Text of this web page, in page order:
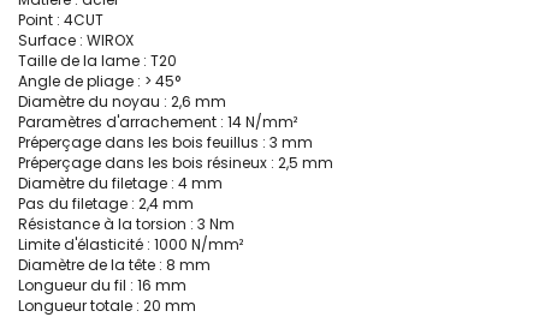
Point : 4CUT
Surface : WIROX
Taille de la lame : T20
Angle de pliage : > 45°
Diamètre du noyau : 2,6 mm
Paramètres d'arrachement : 14 N/mm²
Préperçage dans les bois feuillus : 3 mm
Préperçage dans les bois résineux : 2,5 mm
Diamètre du filetage : 4 mm
Pas du filetage : 2,4 mm
Résistance à la torsion : 3 Nm
Limite d'élasticité : 1000 N/mm²
Diamètre de la tête : 8 mm
Longueur du fil : 16 mm
Longueur totale : 20 mm